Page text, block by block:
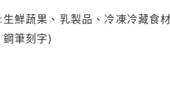
鮮蔬果、乳製品、冷凍冷藏食
筆刻字)